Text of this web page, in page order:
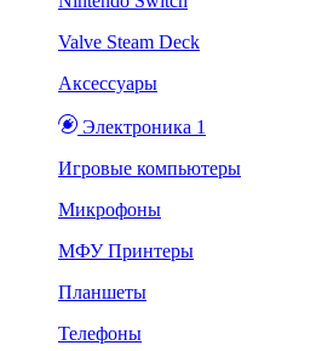
Valve Steam Deck
Аксессуары
Электроника 1
Игровые компьютеры
Микрофоны
МФУ Принтеры
Планшеты
Телефоны